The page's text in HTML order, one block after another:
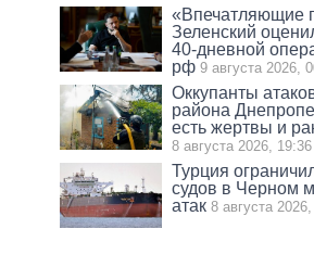
«Впечатляющие
Зеленский
40-дневной
рф 9 августа 2026,
Оккупанты
района
есть жертвы и
8 августа 2026, 19:36
Турция
судов в Черном
атак 8 августа